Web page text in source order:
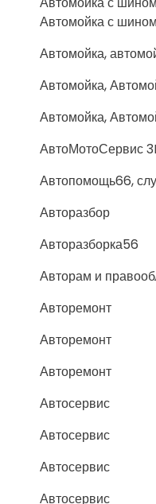
Автомойка с
Автомойка,
Автомойка,
Автомойка,
АвтоМотоСервис
Автопомощь66,
Авторазбор
Авторазборка56
Авторам и
Авторемонт
Авторемонт
Авторемонт
Автосервис
Автосервис
Автосервис
Автосервис